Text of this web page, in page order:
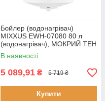
Бойлер (водонагрівач)
MIXXUS EWH-07080 80 л
(водонагрівач), МОКРИЙ ТЕН
1.5 кВт
В наявності
5 089,91 ₴ 5 719 ₴
Купити